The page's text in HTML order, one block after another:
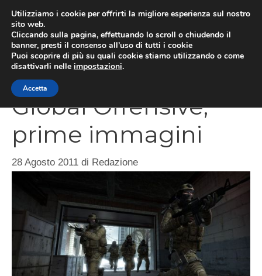
contenuto
Counter-Strike
Global Offensive,
prime immagini
28 Agosto 2011 di Redazione
Utilizziamo i cookie per offrirti la migliore esperienza sul nostro
sito web.
Cliccando sulla pagina, effettuando lo scroll o chiudendo il
banner, presti il consenso all’uso di tutti i cookie
Puoi scoprire di più su quali cookie stiamo utilizzando o come
disattivarli nelle impostazioni.
Accetta